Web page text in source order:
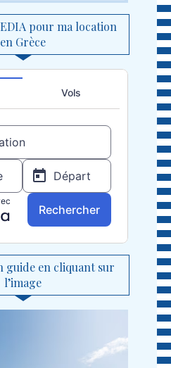
pour ma location
en Grèce
guide en cliquant sur
l’image